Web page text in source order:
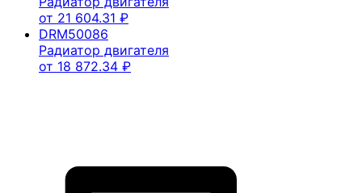
от 21 604.31 ₽
DRM50086
Радиатор двигателя
от 18 872.34 ₽